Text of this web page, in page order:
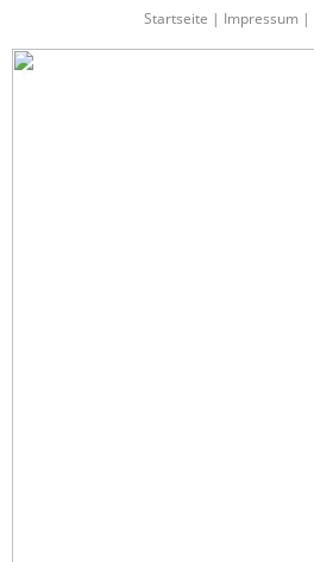
Startseite | Impressum |